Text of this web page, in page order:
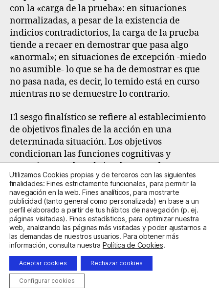
con la «carga de la prueba»: en situaciones
normalizadas, a pesar de la existencia de
indicios contradictorios, la carga de la prueba
tiende a recaer en demostrar que pasa algo
«anormal»; en situaciones de excepción -miedo
no asumible- lo que se ha de demostrar es que
no pasa nada, es decir, lo temido está en curso
mientras no se demuestre lo contrario.
El sesgo finalístico se refiere al establecimiento
de objetivos finales de la acción en una
determinada situación. Los objetivos
condicionan las funciones cognitivas y
operativas que han de implementarlos. En una
situación normalizada -peligro asumible- el
objetivo tiende a establecerse en función de «lo
que se quiere que pase». En una situación de
excepción -miedo no asumible- el objetivo
tiende a establecerse en función de «lo que se
quiere que no pase», lo que requiere y
determina estrategias operativas y asistencias
cognitivas coherentes con dicho objetivo.
En general, los estudios empíricos muestran
Utilizamos Cookies propias y de terceros con las siguientes
finalidades: Fines estrictamente funcionales, para permitir la
navegación en la web. Fines analíticos, para mostrarte
publicidad (tanto general como personalizada) en base a un
perfil elaborado a partir de tus hábitos de navegación (p. ej.
páginas visitadas). Fines estadísticos, para optimizar nuestra
web, analizando las páginas más visitadas y poder ajustarnos a
las demandas de nuestros usuarios. Para obtener más
información, consulta nuestra Política de Cookies.
Aceptar cookies Rechazar cookies
Configurar cookies